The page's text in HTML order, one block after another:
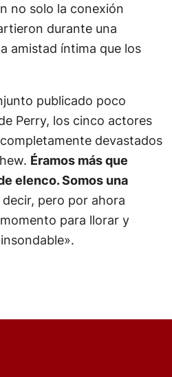
no solo la conexión
durante una
amistad íntima que los
publicado poco
Perry, los cinco actores
devastados
Éramos más que
elenco. Somos una
pero por ahora
para llorar y